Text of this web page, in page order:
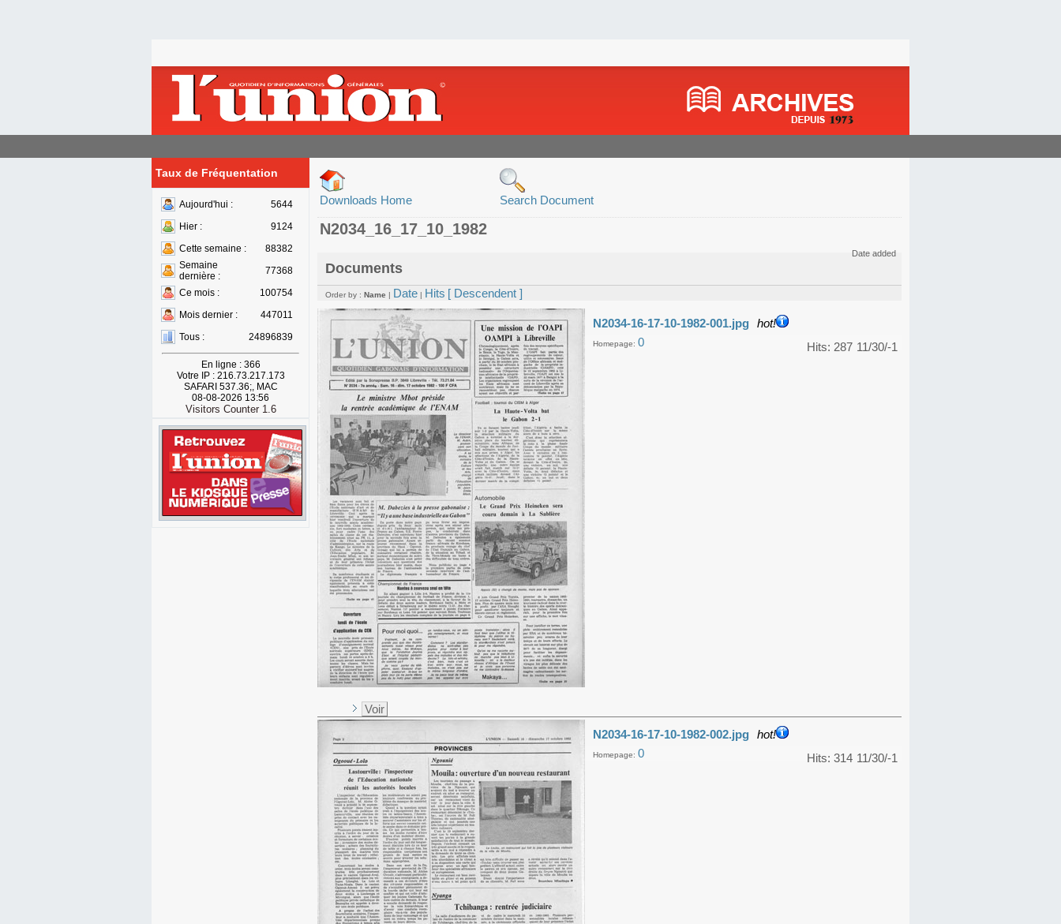
Taux de Fréquentation
Aujourd'hui :
5644
Hier :
9124
Cette semaine :
88382
Semaine
dernière :
77368
Ce mois :
100754
Mois dernier :
447011
Tous :
24896839
En ligne : 366
Votre IP : 216.73.217.173
SAFARI 537.36;, MAC
08-08-2026 13:56
Visitors Counter 1.6
Downloads Home Search Document
N2034_16_17_10_1982
Documents
Date added
Order by : Name | Date | Hits [ Descendent ]
N2034-16-17-10-1982-001.jpg hot!
11/30/-1
Hits: 287
Homepage: 0
Voir
N2034-16-17-10-1982-002.jpg hot!
11/30/-1
Hits: 314
Homepage: 0